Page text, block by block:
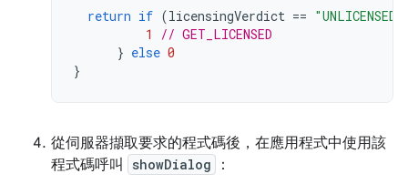
return if (licensingVerdict == "UNLICENSED"
1
// GET_LICENSED
} else 0
}
從伺服器擷取要求的程式碼後，在應用程式中使用該
程式碼呼叫
showDialog ：